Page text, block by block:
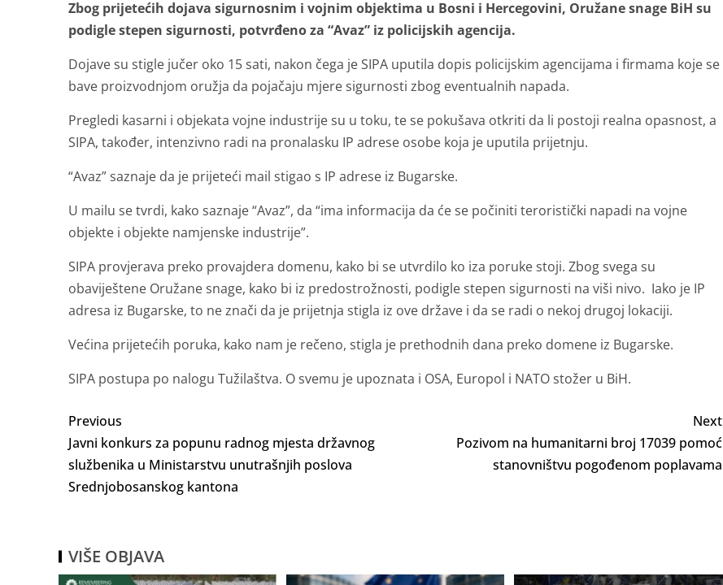
Zbog prijetećih dojava sigurnosnim i vojnim objektima u Bosni i Hercegovini, Oružane snage BiH su
podigle stepen sigurnosti, potvrđeno za “Avaz” iz policijskih agencija.
Dojave su stigle jučer oko 15 sati, nakon čega je SIPA uputila dopis policijskim agencijama i firmama koje se
bave proizvodnjom oružja da pojačaju mjere sigurnosti zbog eventualnih napada.
Pregledi kasarni i objekata vojne industrije su u toku, te se pokušava otkriti da li postoji realna opasnost, a
SIPA, također, intenzivno radi na pronalasku IP adrese osobe koja je uputila prijetnju.
“Avaz” saznaje da je prijeteći mail stigao s IP adrese iz Bugarske.
U mailu se tvrdi, kako saznaje “Avaz”, da “ima informacija da će se počiniti teroristički napadi na vojne
objekte i objekte namjenske industrije”.
SIPA provjerava preko provajdera domenu, kako bi se utvrdilo ko iza poruke stoji. Zbog svega su
obaviještene Oružane snage, kako bi iz predostrožnosti, podigle stepen sigurnosti na viši nivo. Iako je IP
adresa iz Bugarske, to ne znači da je prijetnja stigla iz ove države i da se radi o nekoj drugoj lokaciji.
Većina prijetećih poruka, kako nam je rečeno, stigla je prethodnih dana preko domene iz Bugarske.
SIPA postupa po nalogu Tužilaštva. O svemu je upoznata i OSA, Europol i NATO stožer u BiH.
Previous
Javni konkurs za popunu radnog mjesta državnog
službenika u Ministarstvu unutrašnjih poslova
Srednjobosanskog kantona
Next
Pozivom na humanitarni broj 17039 pomoć
stanovništvu pogođenom poplavama
VIŠE OBJAVA